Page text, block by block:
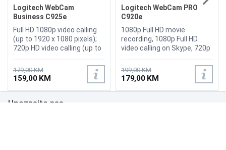
Logitech WebCam
Business C925e
Full HD 1080p video calling
(up to 1920 x 1080 pixels);
720p HD video calling (up to
supported clients, Supports
H.264 with Scalable Video
Coding and UVC 1.1
encoding, 78 field of view,
Autofocus, Integrated
179,00 KM
159,00 KM
Logitech WebCam PRO
C920e
1080p Full HD movie
recording, 1080p Full HD
video calling on Skype, 720p
optics, Type : Color , Digital
Video Format : H.264 , Max
Digital Video Resolution :
1920 x 1080 , Features :
199,00 KM
179,00 KM
Upoznajte nas